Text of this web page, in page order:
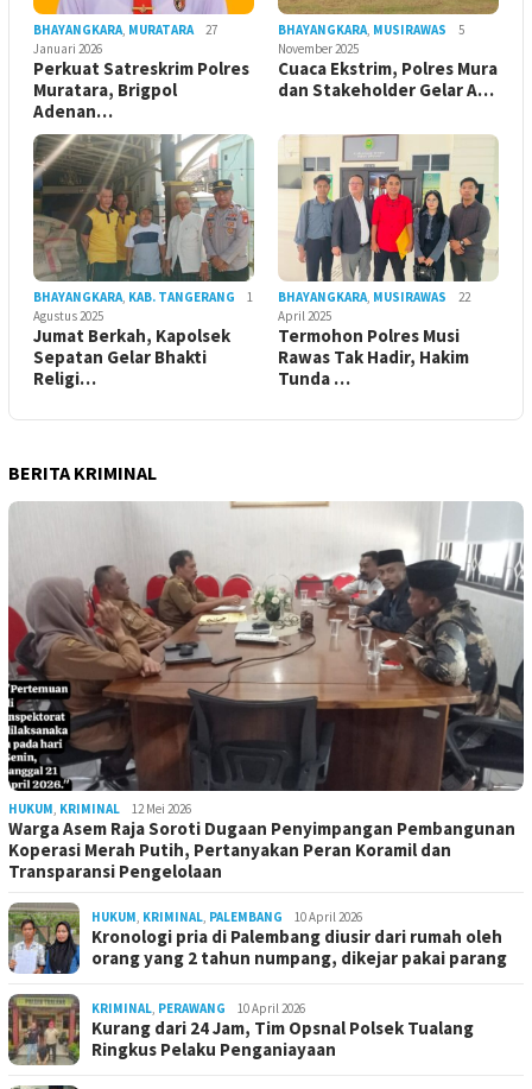
BHAYANGKARA, MURATARA
27
Januari 2026
Perkuat Satreskrim Polres
Muratara, Brigpol
Adenan…
BHAYANGKARA, MUSIRAWAS
5
November 2025
Cuaca Ekstrim, Polres Mura
dan Stakeholder Gelar A…
BHAYANGKARA, KAB. TANGERANG
1
Agustus 2025
Jumat Berkah, Kapolsek
Sepatan Gelar Bhakti
Religi…
BHAYANGKARA, MUSIRAWAS
22
April 2025
Termohon Polres Musi
Rawas Tak Hadir, Hakim
Tunda …
BERITA KRIMINAL
HUKUM, KRIMINAL 12 Mei 2026
Warga Asem Raja Soroti Dugaan Penyimpangan Pembangunan
Koperasi Merah Putih, Pertanyakan Peran Koramil dan
Transparansi Pengelolaan
HUKUM, KRIMINAL, PALEMBANG 10 April 2026
Kronologi pria di Palembang diusir dari rumah oleh
orang yang 2 tahun numpang, dikejar pakai parang
KRIMINAL, PERAWANG 10 April 2026
Kurang dari 24 Jam, Tim Opsnal Polsek Tualang
Ringkus Pelaku Penganiayaan